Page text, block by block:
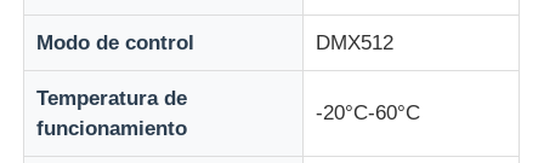
Modo de control DMX512
Temperatura de
funcionamiento
-20°C-60°C